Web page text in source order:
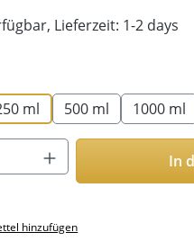
Lieferzeit: 1-2 days
ml 500 ml 1000 ml
Anzahl: Gib denIn
hinzufügen